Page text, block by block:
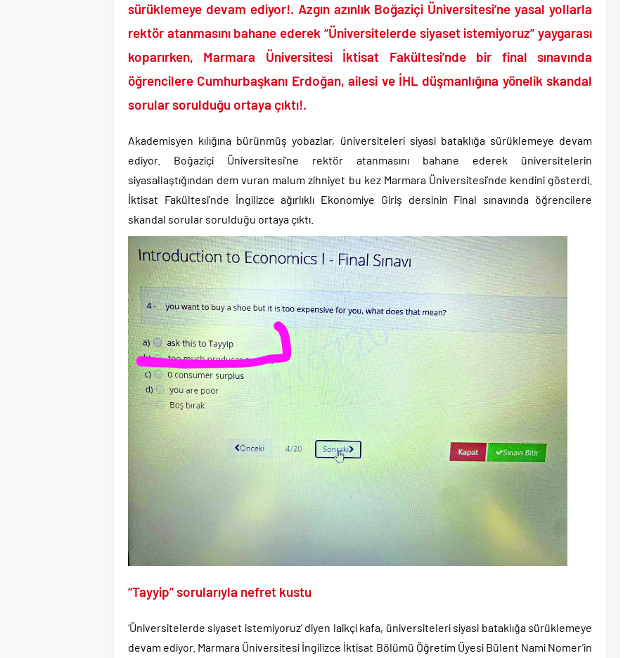
Donald Trump’ın İran saldırılarını durdurma kararını Netanyahu da sosyal medyadan öğrendi..
Günlerdir İran’a tehditler savurarak atıp tutan Trump yine kıvırdı!.
Merkez Bankası’ndan Kripto Varlık Merkezi Kayıt Sistemi’ne onay..
CHP’den AK Parti’ye geçen Tuzla Belediye Başkanı’ndan ilk açıklama..
sürüklemeye devam ediyor!. Azgın azınlık Boğaziçi Üniversitesi’ne yasal yollarla
rektör atanmasını bahane ederek “Üniversitelerde siyaset istemiyoruz” yaygarası
koparırken, Marmara Üniversitesi İktisat Fakültesi’nde bir final sınavında
öğrencilere Cumhurbaşkanı Erdoğan, ailesi ve İHL düşmanlığına yönelik skandal
sorular sorulduğu ortaya çıktı!.
Akademisyen kılığına bürünmüş yobazlar, üniversiteleri siyasi bataklığa sürüklemeye devam
ediyor. Boğaziçi Üniversitesi’ne rektör atanmasını bahane ederek üniversitelerin
siyasallaştığından dem vuran malum zihniyet bu kez Marmara Üniversitesi’nde kendini gösterdi.
İktisat Fakültesi’nde İngilizce ağırlıklı Ekonomiye Giriş dersinin Final sınavında öğrencilere
skandal sorular sorulduğu ortaya çıktı.
“Tayyip” sorularıyla nefret kustu
‘Üniversitelerde siyaset istemiyoruz’ diyen laikçi kafa, üniversiteleri siyasi bataklığa sürüklemeye
devam ediyor. Marmara Üniversitesi İngilizce İktisat Bölümü Öğretim Üyesi Bülent Nami Nomer’in